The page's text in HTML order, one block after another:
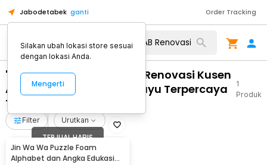
Jabodetabek ganti Order Tracking
"WA 0859 3970 0884 RAB Renovasi Kusen
Aluminium Pakai Pintu Kayu Terpercaya
Tanon Sragen"
1
Produk
Filter Urutkan
TERJUAL HABIS
Jin Wa Wa Puzzle Foam
Alphabet dan Angka Edukasi
Silakan ubah lokasi store sesuai
dengan lokasi Anda.
Mengerti